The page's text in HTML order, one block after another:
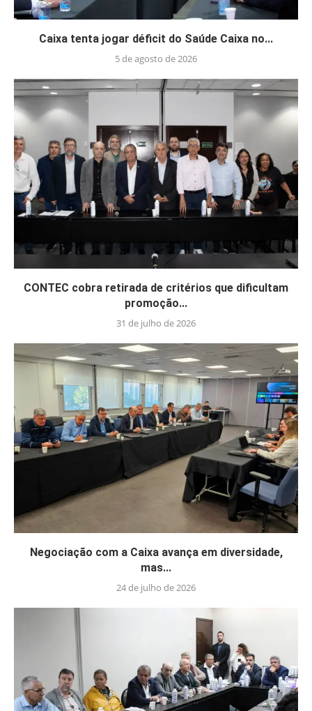
Caixa tenta jogar déficit do Saúde Caixa no...
5 de agosto de 2026
CONTEC cobra retirada de critérios que dificultam
promoção...
31 de julho de 2026
Negociação com a Caixa avança em diversidade,
mas...
24 de julho de 2026